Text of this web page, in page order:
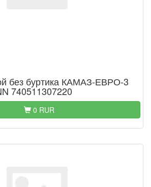
без буртика КАМАЗ-ЕВРО-3
740511307220
0 RUR